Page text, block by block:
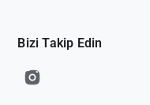
Bizi Takip Edin